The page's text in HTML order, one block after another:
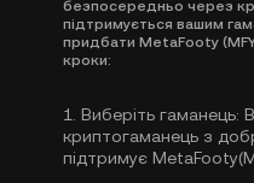
безпосередньо через
підтримується вашим
придбати MetaFooty
кроки:
1. Виберіть гаманець:
криптогаманець з
підтримує